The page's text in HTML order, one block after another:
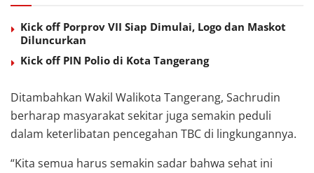
Kick off Porprov VII Siap Dimulai, Logo dan Maskot
Diluncurkan
Kick off PIN Polio di Kota Tangerang
Ditambahkan Wakil Walikota Tangerang, Sachrudin
berharap masyarakat sekitar juga semakin peduli
dalam keterlibatan pencegahan TBC di lingkungannya.
“Kita semua harus semakin sadar bahwa sehat ini